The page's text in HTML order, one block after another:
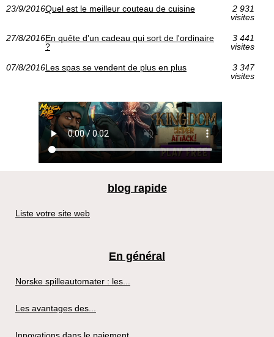
23/9/2016Quel est le meilleur couteau de cuisine
2 931
visites
27/8/2016En quête d'un cadeau qui sort de l'ordinaire
?
3 441
visites
07/8/2016Les spas se vendent de plus en plus
3 347
visites
blog rapide
Liste votre site web
En général
Norske spilleautomater : les...
Les avantages des...